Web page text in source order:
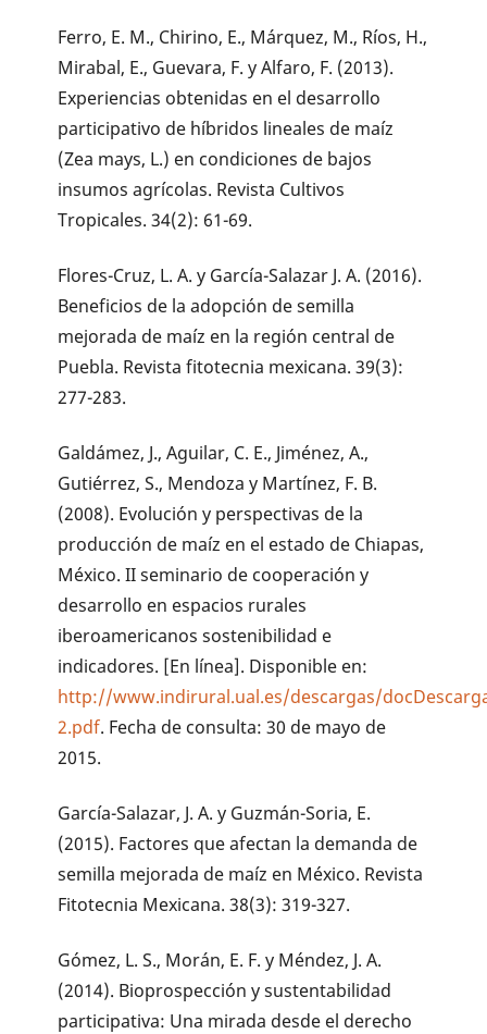
Ferro, E. M., Chirino, E., Márquez, M., Ríos, H.,
Mirabal, E., Guevara, F. y Alfaro, F. (2013).
Experiencias obtenidas en el desarrollo
participativo de híbridos lineales de maíz
(Zea mays, L.) en condiciones de bajos
insumos agrícolas. Revista Cultivos
Tropicales. 34(2): 61-69.
Flores-Cruz, L. A. y García-Salazar J. A. (2016).
Beneficios de la adopción de semilla
mejorada de maíz en la región central de
Puebla. Revista fitotecnia mexicana. 39(3):
277-283.
Galdámez, J., Aguilar, C. E., Jiménez, A.,
Gutiérrez, S., Mendoza y Martínez, F. B.
(2008). Evolución y perspectivas de la
producción de maíz en el estado de Chiapas,
México. II seminario de cooperación y
desarrollo en espacios rurales
iberoamericanos sostenibilidad e
indicadores. [En línea]. Disponible en:
http://www.indirural.ual.es/descargas/
2.pdf. Fecha de consulta: 30 de mayo de
2015.
García-Salazar, J. A. y Guzmán-Soria, E.
(2015). Factores que afectan la demanda de
semilla mejorada de maíz en México. Revista
Fitotecnia Mexicana. 38(3): 319-327.
Gómez, L. S., Morán, E. F. y Méndez, J. A.
(2014). Bioprospección y sustentabilidad
participativa: Una mirada desde el derecho